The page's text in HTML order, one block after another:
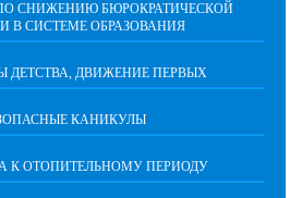
СНИЖЕНИЮ БЮРОКРАТИЧЕСКОЙ
В СИСТЕМЕ ОБРАЗОВАНИЯ
ДЕТСТВА, ДВИЖЕНИЕ ПЕРВЫХ
КАНИКУЛЫ
К ОТОПИТЕЛЬНОМУ ПЕРИОДУ